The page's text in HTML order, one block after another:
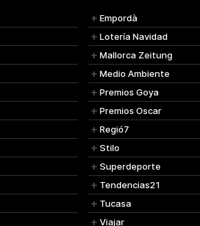
Empordà
Lotería Navidad
Mallorca Zeitung
Medio Ambiente
Premios Goya
Premios Oscar
Regió7
Stilo
Superdeporte
Tendencias21
Tucasa
Viajar